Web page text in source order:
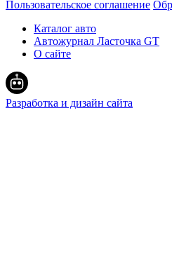
Пользовательское соглашение
Каталог авто
Автожурнал Ласточка GT
О сайте
Разработка и дизайн сайта